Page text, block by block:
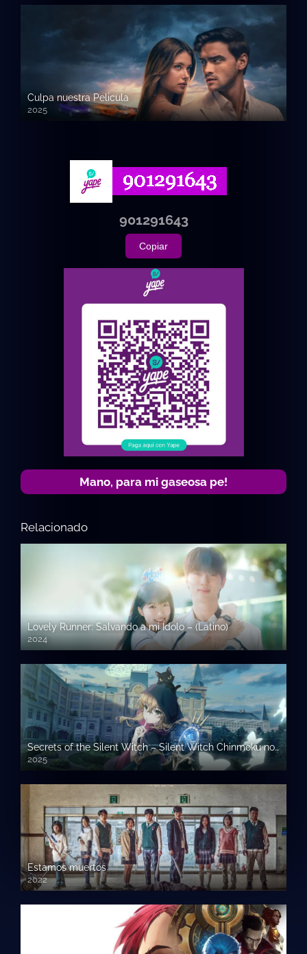
Culpa nuestra Pelicula
2025
720p HD
901291643
Copiar
Mano, para mi gaseosa pe!
Relacionado
Lovely Runner: Salvando a mi Ídolo – (Latino)
2024
Secrets of the Silent Witch – Silent Witch Chinmoku no Majo no Kakushigoto
2025
Estamos muertos
2022